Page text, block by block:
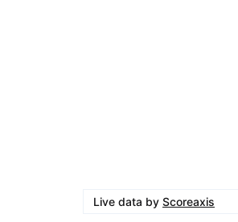
Live data by Scoreaxis